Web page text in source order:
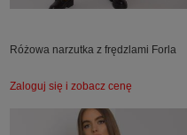
Różowa narzutka z frędzlami Forla
Zaloguj się i zobacz cenę